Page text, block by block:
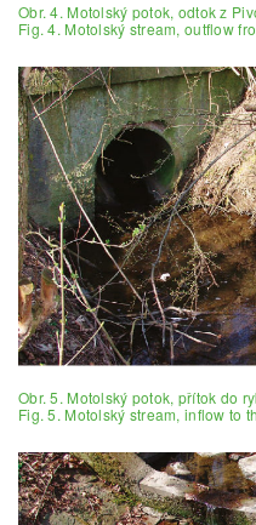
Obr. 4. Motolský potok, odtok z
Fig. 4. Motolský stream, outflow
Obr. 5. Motolský potok, přítok do
Fig. 5. Motolský stream, inflow to